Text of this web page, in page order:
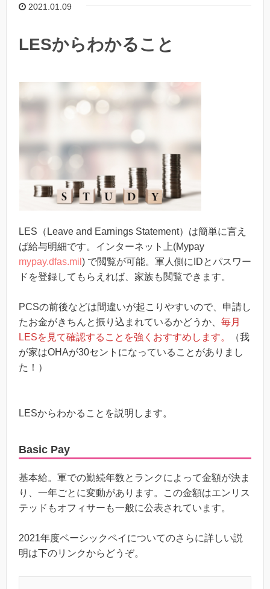
2021.01.09
LESからわかること
LES（Leave and Earnings Statement）は簡単に言え
ば給与明細です。インターネット上(Mypay
mypay.dfas.mil ) で閲覧が可能。軍人側にIDとパスワー
ドを登録してもらえれば、家族も閲覧できます。
PCSの前後などは間違いが起こりやすいので、申請し
たお金がきちんと振り込まれているかどうか、 毎月
LESを見て確認することを強くおすすめします。
（我
が家はOHAが30セントになっていることがありまし
た！）
LESからわかることを説明します。
Basic Pay
基本給。軍での勤続年数とランクによって金額が決ま
り、一年ごとに変動があります。この金額はエンリス
テッドもオフィサーも一般に公表されています。
2021年度ベーシックペイについてのさらに詳しい説
明は下のリンクからどうぞ。